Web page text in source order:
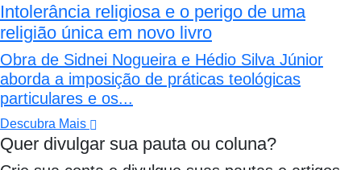
Intolerância religiosa e o perigo de uma
religião única em novo livro
Obra de Sidnei Nogueira e Hédio Silva Júnior
aborda a imposição de práticas teológicas
particulares e os...
Descubra Mais
Quer divulgar sua pauta ou coluna?